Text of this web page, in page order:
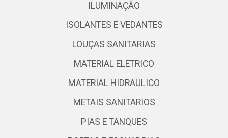
ILUMINAÇÃO
ISOLANTES E VEDANTES
LOUÇAS SANITARIAS
MATERIAL ELETRICO
MATERIAL HIDRAULICO
METAIS SANITARIOS
PIAS E TANQUES